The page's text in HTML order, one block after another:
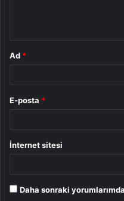
Ad *
E-posta *
İnternet sitesi
Daha sonraki